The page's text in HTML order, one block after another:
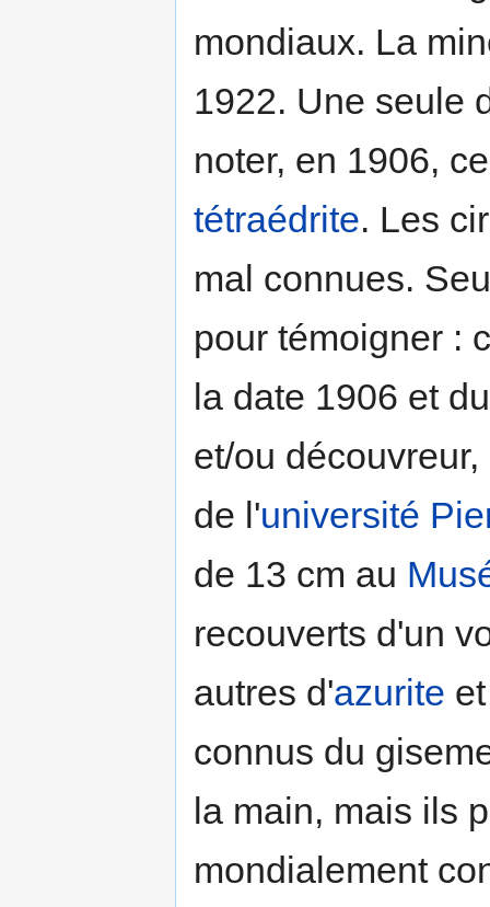
mondiaux. La
1922. Une seule
noter, en 1906,
tétraédrite. Les
mal connues.
pour témoigner :
la date 1906 et
et/ou
de l'université
de 13 cm au
recouverts d'un
autres d'azurite
connus du
la main, mais ils
mondialement